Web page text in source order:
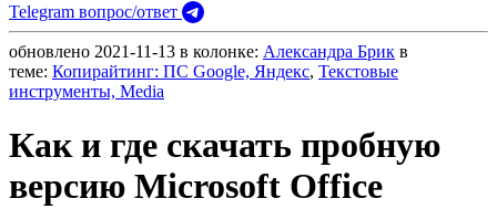
Telegram вопрос/ответ
обновлено 2021-11-13 в колонке: Александра Брик в
теме: Копирайтинг: ПС Google, Яндекс, Текстовые
инструменты, Media
Как и где скачать пробную
версию Microsoft Office